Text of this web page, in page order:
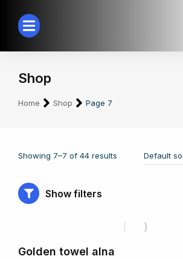
Shop
You are here:
Home Shop Page 7
Showing 7–7 of 44 results
Show filters
Golden towel alna